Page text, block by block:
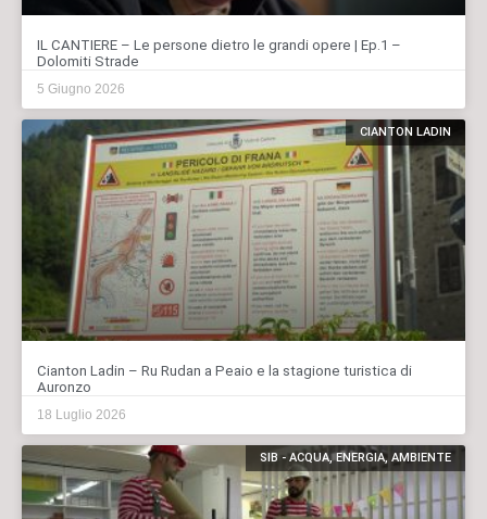
IL CANTIERE – Le persone dietro le grandi opere | Ep.1 –
Dolomiti Strade
5 Giugno 2026
CIANTON LADIN
Cianton Ladin – Ru Rudan a Peaio e la stagione turistica di
Auronzo
18 Luglio 2026
SIB - ACQUA, ENERGIA, AMBIENTE